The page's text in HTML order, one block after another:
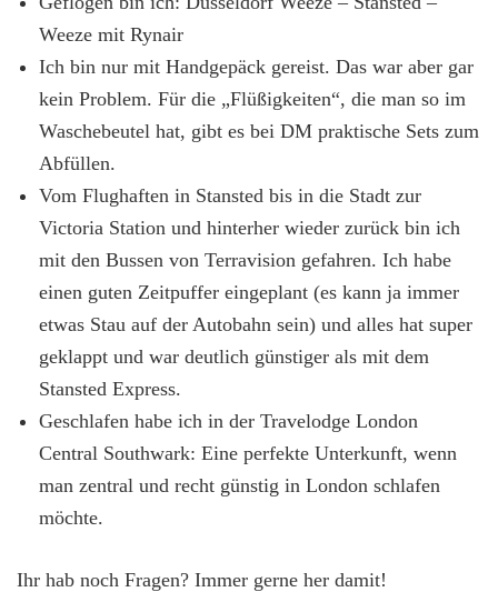
Weeze mit Rynair
Ich bin nur mit Handgepäck gereist. Das war aber gar
kein Problem. Für die „Flüßigkeiten“, die man so im
Waschebeutel hat, gibt es bei DM praktische Sets zum
Abfüllen.
Vom Flughaften in Stansted bis in die Stadt zur
Victoria Station und hinterher wieder zurück bin ich
mit den Bussen von Terravision gefahren. Ich habe
einen guten Zeitpuffer eingeplant (es kann ja immer
etwas Stau auf der Autobahn sein) und alles hat super
geklappt und war deutlich günstiger als mit dem
Stansted Express.
Geschlafen habe ich in der Travelodge London
Central Southwark: Eine perfekte Unterkunft, wenn
man zentral und recht günstig in London schlafen
möchte.
Ihr hab noch Fragen? Immer gerne her damit!